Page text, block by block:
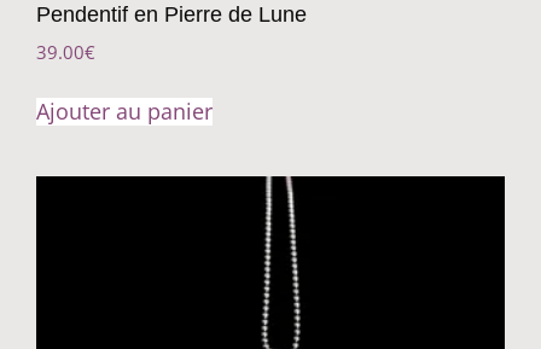
Pendentif en Pierre de Lune
39.00€
Ajouter au panier